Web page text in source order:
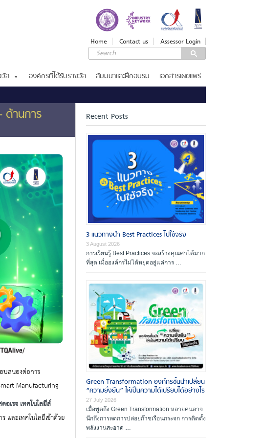
Home Contact us Assessor Login
วัล องค์กรที่ได้รับรางวัล สัมมนาและฝึกอบรม เอกสารเผยแพร่
ด้านการ
บสนองต่อการ
Manufacturing
เรจ เทคโนโลยีส์
และเทคโนโลยีเข้าด้วย
Recent Posts
3 แนวทางนำ Best Practices ไปใช้จริง
3 August 2026
การเรียนรู้ Best Practices จะสร้างคุณค่าได้มาก
ที่สุด เมื่อองค์กรไม่ได้หยุดอยู่แค่การ …
Green Transformation องค์กรชั้นนำเปลี่ยน
“ความยั่งยืน” ให้เป็นความได้เปรียบได้อย่างไร
27 July 2026
เมื่อพูดถึง Green Transformation หลายคนอาจ
นึกถึงการลดการปล่อยก๊าซเรือนกระจก การติดตั้ง
พลังงานสะอาด …
LOGIN
Login
Username
Password
ลืมรหัสผ่าน
SERVICES
รางวัลคุณภาพแห่งชาติ
เกณฑ์รางวัล
ผู้ตรวจประเมินรางวัล